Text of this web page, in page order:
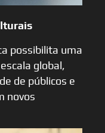
possibilita uma
global,
de públicos e
novos